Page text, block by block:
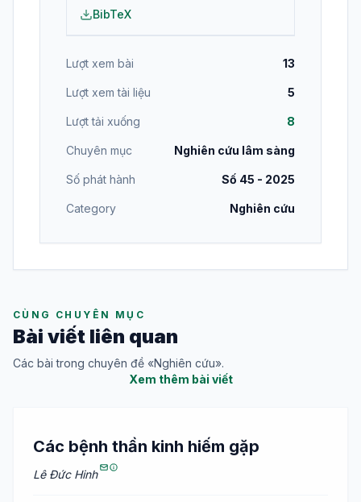
BibTeX
Lượt xem bài 13
Lượt xem tài liệu 5
Lượt tải xuống 8
Chuyên mục Nghiên cứu lâm sàng
Số phát hành Số 45 - 2025
Category Nghiên cứu
CÙNG CHUYÊN MỤC
Bài viết liên quan
Các bài trong chuyên đề «Nghiên cứu».
Xem thêm bài viết
Các bệnh thần kinh hiếm gặp
Lê Đức Hinh